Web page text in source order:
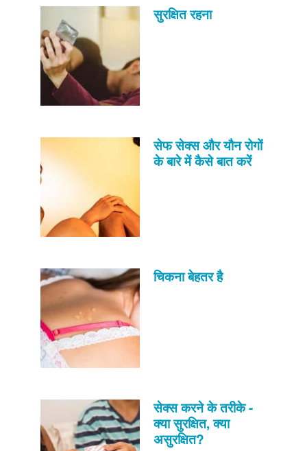
Just Poochoसुरक्षित रहना
सेफ सेक्स और यौन रोगों
के बारे में कैसे बात करें
चिकना बेहतर है
सेक्स करने के तरीके -
क्या सुरक्षित, क्या
असुरक्षित?